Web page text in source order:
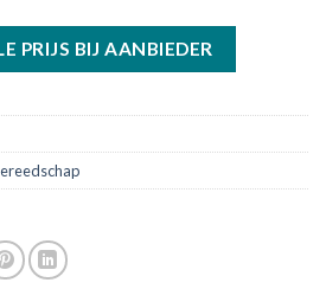
PRIJS BIJ AANBIEDER